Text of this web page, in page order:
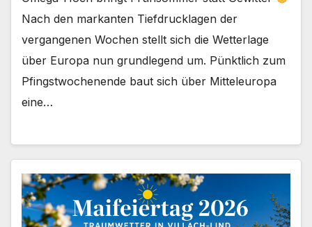
Nach den markanten Tiefdrucklagen der
vergangenen Wochen stellt sich die Wetterlage
über Europa nun grundlegend um. Pünktlich zum
Pfingstwochenende baut sich über Mitteleuropa
eine…